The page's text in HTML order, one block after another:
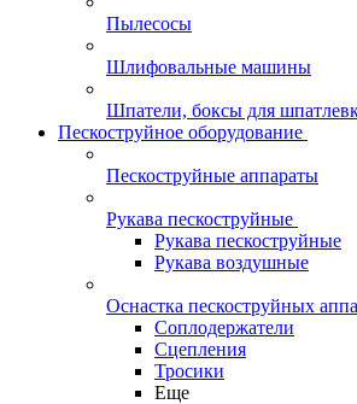
Пылесосы
Шлифовальные машины
Шпатели, боксы для
Пескоструйное оборудование
Пескоструйные аппараты
Рукава пескоструйные
Рукава пескоструйные
Рукава воздушные
Оснастка пескоструйных
Соплодержатели
Сцепления
Тросики
Еще